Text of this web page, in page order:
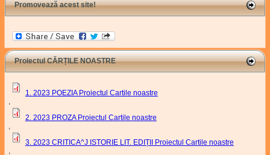
Promovează acest site!
Proiectul CĂRȚILE NOASTRE
1. 2023 POEZIA Proiectul Cartile noastre
2. 2023 PROZA Proiectul Cartile noastre
,
3. 2023 CRITICA^J ISTORIE LIT. EDIȚII Proiectul Cartile noastre
,